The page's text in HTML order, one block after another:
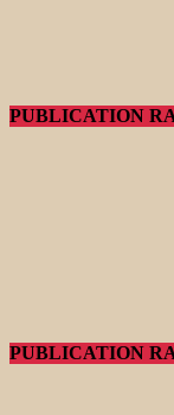
PUBLICATION
PUBLICATION